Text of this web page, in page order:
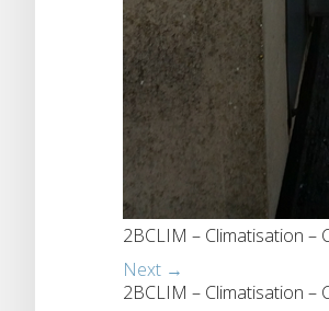
2BCLIM – Climatisation –
Next →
2BCLIM – Climatisation –